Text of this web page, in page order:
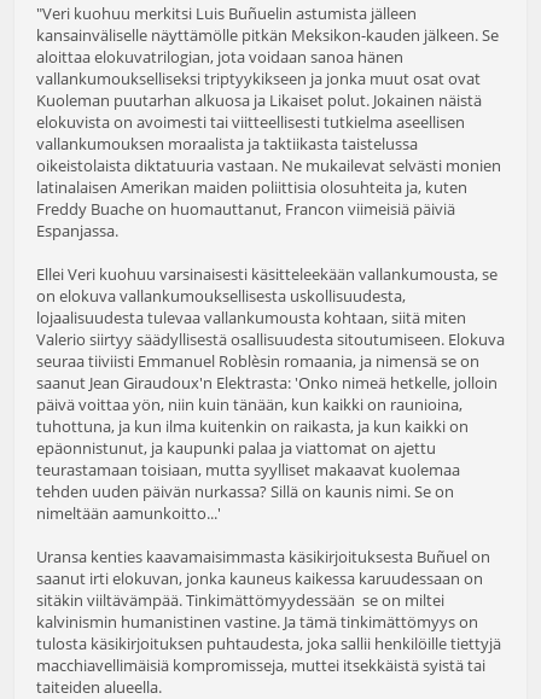
"Veri kuohuu merkitsi Luis Buñuelin astumista jälleen
kansainväliselle näyttämölle pitkän Meksikon-kauden jälkeen. Se
aloittaa elokuvatrilogian, jota voidaan sanoa hänen
vallankumoukselliseksi triptyykikseen ja jonka muut osat ovat
Kuoleman puutarhan alkuosa ja Likaiset polut. Jokainen näistä
elokuvista on avoimesti tai viitteellisesti tutkielma aseellisen
vallankumouksen moraalista ja taktiikasta taistelussa
oikeistolaista diktatuuria vastaan. Ne mukailevat selvästi monien
latinalaisen Amerikan maiden poliittisia olosuhteita ja, kuten
Freddy Buache on huomauttanut, Francon viimeisiä päiviä
Espanjassa.
Ellei Veri kuohuu varsinaisesti käsitteleekään vallankumousta, se
on elokuva vallankumouksellisesta uskollisuudesta,
lojaalisuudesta tulevaa vallankumousta kohtaan, siitä miten
Valerio siirtyy säädyllisestä osallisuudesta sitoutumiseen. Elokuva
seuraa tiiviisti Emmanuel Roblèsin romaania, ja nimensä se on
saanut Jean Giraudoux'n Elektrasta: 'Onko nimeä hetkelle, jolloin
päivä voittaa yön, niin kuin tänään, kun kaikki on raunioina,
tuhottuna, ja kun ilma kuitenkin on raikasta, ja kun kaikki on
epäonnistunut, ja kaupunki palaa ja viattomat on ajettu
teurastamaan toisiaan, mutta syylliset makaavat kuolemaa
tehden uuden päivän nurkassa? Sillä on kaunis nimi. Se on
nimeltään aamunkoitto...'
Uransa kenties kaavamaisimmasta käsikirjoituksesta Buñuel on
saanut irti elokuvan, jonka kauneus kaikessa karuudessaan on
sitäkin viiltävämpää. Tinkimättömyydessään se on miltei
kalvinismin humanistinen vastine. Ja tämä tinkimättömyys on
tulosta käsikirjoituksen puhtaudesta, joka sallii henkilöille tiettyjä
macchiavellimäisiä kompromisseja, muttei itsekkäistä syistä tai
taiteiden alueella.